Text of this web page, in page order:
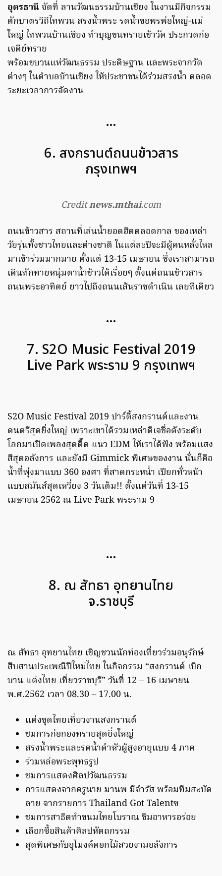
อุดรธานี จัดที่ ลานวัฒนธรรมบ้านเชียง ในงานมีกิจกรรม
ตักบาตรวิถีไทพวน สรงน้ำพระ รดน้ำขอพรพ่อใหญ่-แม่
ใหญ่ ไทพวนบ้านเชียง ทำบุญขนทรายเข้าวัด ประกวดก่อ
เจดีย์ทราย
พร้อมขบวนแห่วัฒนธรรม ประดิษฐาน และพระจากวัด
ต่างๆ ในตำบลบ้านเชียง ให้ประชาชนได้ร่วมสรงน้ำ ตลอด
ระยะเวลาการจัดงาน
…
6. สงกรานต์ถนนข้าวสาร
กรุงเทพฯ
Creditnews.mthai.com
ถนนข้าวสาร สถานที่เล่นน้ำยอดฮิตตลอดกาล ของเหล่า
วัยรุ่นทั้งชาวไทยและต่างชาติ ในแต่ละปีจะมีผู้คนหลั่งไหล
มาเข้าร่วมมากมาย ตั้งแต่ 13-15 เมษายน ซึ่งเราสามารถ
เดินทักทายหนุ่มตาน้ำข้าวได้เรื่อยๆ ตั้งแต่ถนนข้าวสาร
ถนนพระอาทิตย์ ยาวไปถึงถนนเส้นราชดำเนิน เลยทีเดียว
…
7. S2O Music Festival 2019
Live Park พระราม 9 กรุงเทพฯ
S2O Music Festival 2019 ปาร์ตี้สงกรานต์และงาน
ดนตรีสุดยิ่งใหญ่ เพราะเขาได้รวมเหล่าดีเจชื่อดังระดับ
โลกมาเปิดเพลงสุดตี๊ด แนว EDM ให้เราได้ฟัง พร้อมแสง
สีสุดอลังการ และยังมี Gimmick พิเศษของงาน นั่นก็คือ
น้ำที่พุ่งมาแบบ 360 องศา ที่สาดกระหน่ำ เปียกทั่วหน้า
แบบสมันส์สุดเหวี่ยง 3 วันเต็ม!! ตั้งแต่วันที่ 13-15
เมษายน 2562 ณ Live Park พระราม 9
…
8. ณ สัทธา อุทยานไทย
จ.ราชบุรี
ณ สัทธา อุทยานไทย เชิญชวนนักท่องเที่ยวร่วมอนุรักษ์
สืบสานประเพณีปีใหม่ไทย ในกิจกรรม “สงกรานต์ เบิก
บาน แต่งไทย เที่ยวราชบุรี” วันที่ 12 – 16 เมษายน
พ.ศ.2562 เวลา 08.30 – 17.00 น.
แต่งชุดไทยเที่ยวงานสงกรานต์
ชมการก่อกองทรายสุดยิ่งใหญ่
สรงน้ำพระและรดน้ำดำหัวผู้สูงอายุแบบ 4 ภาค
ร่วมหล่อพระพุทธรูป
ชมการแสดงศิลปวัฒนธรรม
การแสดงจากครูนาย มานพ มีจำรัส พร้อมทีมสะบัด
ลาย จากรายการ Thailand Got Talentฃ
ชมการสาธิตทำขนมไทยโบราณ ชิมอาหารอร่อย
เลือกซื้อสินค้าศิลปหัตถกรรม
สุดพิเศษกับอุโมงค์ดอกไม้สวยงามอลังการ